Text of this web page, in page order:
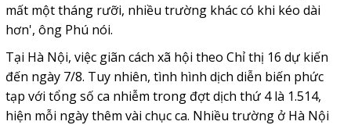
mất một tháng rưỡi, nhiều trường khác có khi kéo dài
hơn', ông Phú nói.
Tại Hà Nội, việc giãn cách xã hội theo Chỉ thị 16 dự kiến
đến ngày 7/8. Tuy nhiên, tình hình dịch diễn biến phức
tạp với tổng số ca nhiễm trong đợt dịch thứ 4 là 1.514,
hiện mỗi ngày thêm vài chục ca. Nhiều trường ở Hà Nội